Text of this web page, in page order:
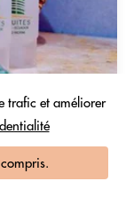
trafic et améliorer